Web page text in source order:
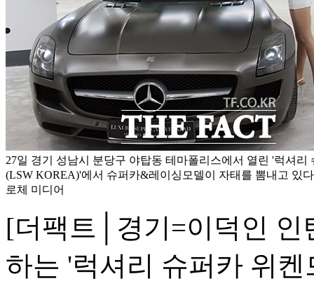
27일 경기 성남시 분당구 야탑동 테마폴리스에서 열린 '럭셔리
(LSW KOREA)'에서 슈퍼카&레이싱모델이 자태를 뽐내고 있
로체 미디어
[더팩트│경기=이덕인 인
하는 '럭셔리 슈퍼카 위